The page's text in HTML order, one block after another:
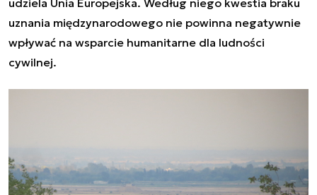
uznania międzynarodowego nie powinna negatywnie
wpływać na wsparcie humanitarne dla ludności
cywilnej.